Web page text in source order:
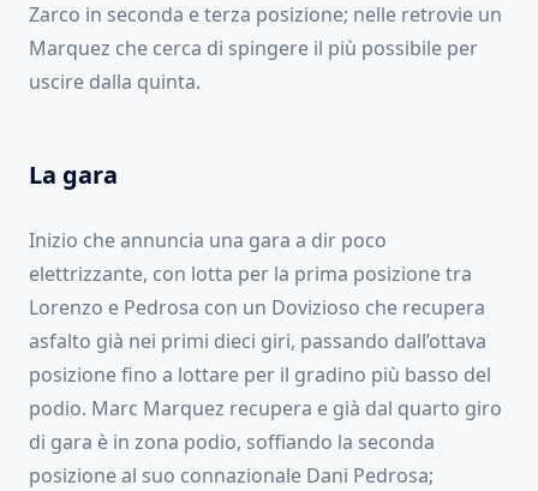
Zarco in seconda e terza posizione; nelle retrovie un
Marquez che cerca di spingere il più possibile per
uscire dalla quinta.
La gara
Inizio che annuncia una gara a dir poco
elettrizzante, con lotta per la prima posizione tra
Lorenzo e Pedrosa con un Dovizioso che recupera
asfalto già nei primi dieci giri, passando dall’ottava
posizione fino a lottare per il gradino più basso del
podio. Marc Marquez recupera e già dal quarto giro
di gara è in zona podio, soffiando la seconda
posizione al suo connazionale Dani Pedrosa;